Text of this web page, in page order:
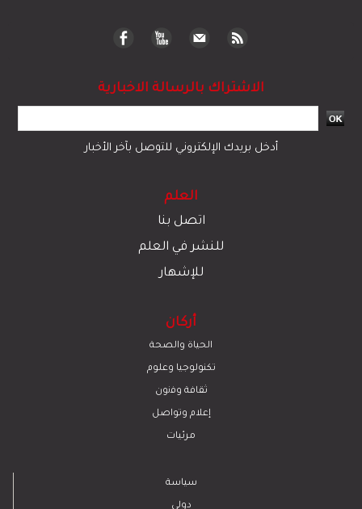
الاشتراك بالرسالة الاخبارية
أدخل بريدك الإلكتروني للتوصل بآخر الأخبار
العلم
اتصل بنا
للنشر في العلم
للإشهار
أركان
الحياة والصحة
تكنولوجيا وعلوم
ﺛﻘﺎﻓﺔ وﻓﻧون
إعلام وتواصل
مرئيات
سياسة
دولي